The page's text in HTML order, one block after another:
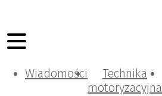
Wiadomości
Technika
motoryzacyjna